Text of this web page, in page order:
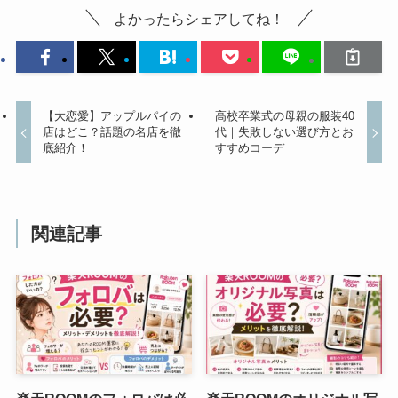
よかったらシェアしてね！
【大恋愛】アップルパイの
店はどこ？話題の名店を徹
底紹介！
高校卒業式の母親の服装40
代｜失敗しない選び方とお
すすめコーデ
関連記事